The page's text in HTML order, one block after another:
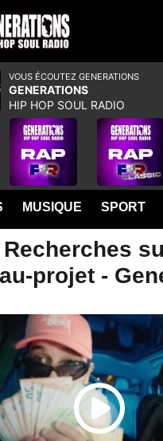
MUSIQUE SPORT
Recherches
projet -
VOUS ÉCOUTEZ GENERATIONS
GENERATIONS
HIP HOP SOUL RADIO